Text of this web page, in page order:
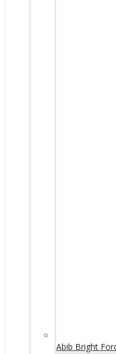
Abib Bright